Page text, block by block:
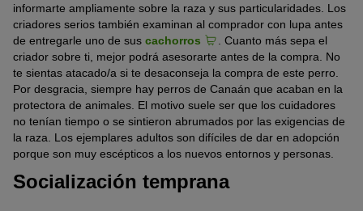
informarte ampliamente sobre la raza y sus particularidades. Los
criadores serios también examinan al comprador con lupa antes
de entregarle uno de sus cachorros
. Cuanto más sepa el
criador sobre ti, mejor podrá asesorarte antes de la compra. No
te sientas atacado/a si te desaconseja la compra de este perro.
Por desgracia, siempre hay perros de Canaán que acaban en la
protectora de animales. El motivo suele ser que los cuidadores
no tenían tiempo o se sintieron abrumados por las exigencias de
la raza. Los ejemplares adultos son difíciles de dar en adopción
porque son muy escépticos a los nuevos entornos y personas.
Socialización temprana